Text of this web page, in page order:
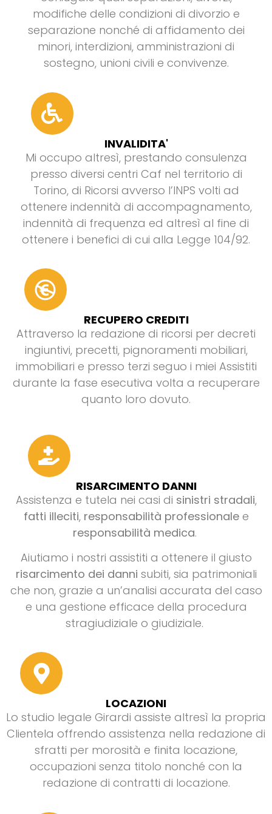
modifiche delle condizioni di divorzio e
separazione nonché di affidamento dei
minori, interdizioni, amministrazioni di
sostegno, unioni civili e convivenze.
INVALIDITA'
Mi occupo altresì, prestando consulenza
presso diversi centri Caf nel territorio di
Torino, di Ricorsi avverso l’INPS volti ad
ottenere indennità di accompagnamento,
indennità di frequenza ed altresì al fine di
ottenere i benefici di cui alla Legge 104/92.
RECUPERO CREDITI
Attraverso la redazione di ricorsi per decreti
ingiuntivi, precetti, pignoramenti mobiliari,
immobiliari e presso terzi seguo i miei Assistiti
durante la fase esecutiva volta a recuperare
quanto loro dovuto.
RISARCIMENTO DANNI
Assistenza e tutela nei casi di sinistri stradali,
fatti illeciti, responsabilità professionalee
responsabilità medica.
Aiutiamo i nostri assistiti a ottenere il giusto
risarcimento dei danni subiti, sia patrimoniali
che non, grazie a un’analisi accurata del caso
e una gestione efficace della procedura
stragiudiziale o giudiziale.
LOCAZIONI
Lo studio legale Girardi assiste altresì la propria
Clientela offrendo assistenza nella redazione di
sfratti per morosità e finita locazione,
occupazioni senza titolo nonché con la
redazione di contratti di locazione.